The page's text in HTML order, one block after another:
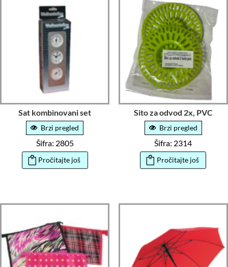
Sat kombinovani set
Brzi pregled
Šifra: 2805
Pročitajte još
Sito za odvod 2x, PVC
Brzi pregled
Šifra: 2314
Pročitajte još